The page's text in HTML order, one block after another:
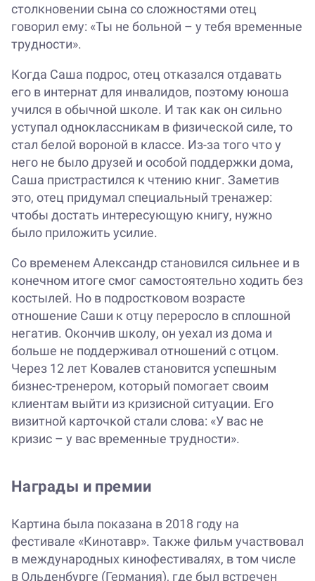
столкновении сына со сложностями отец
говорил ему: «Ты не больной – у тебя временные
трудности».
Когда Саша подрос, отец отказался отдавать
его в интернат для инвалидов, поэтому юноша
учился в обычной школе. И так как он сильно
уступал одноклассникам в физической силе, то
стал белой вороной в классе. Из-за того что у
него не было друзей и особой поддержки дома,
Саша пристрастился к чтению книг. Заметив
это, отец придумал специальный тренажер:
чтобы достать интересующую книгу, нужно
было приложить усилие.
Со временем Александр становился сильнее и в
конечном итоге смог самостоятельно ходить без
костылей. Но в подростковом возрасте
отношение Саши к отцу переросло в сплошной
негатив. Окончив школу, он уехал из дома и
больше не поддерживал отношений с отцом.
Через 12 лет Ковалев становится успешным
бизнес-тренером, который помогает своим
клиентам выйти из кризисной ситуации. Его
визитной карточкой стали слова: «У вас не
кризис – у вас временные трудности».
Награды и премии
Картина была показана в 2018 году на
фестивале «Кинотавр». Также фильм участвовал
в международных кинофестивалях, в том числе
в Ольденбурге (Германия), где был встречен